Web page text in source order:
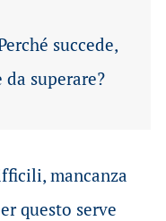
succede,
superare?
mancanza
questo serve